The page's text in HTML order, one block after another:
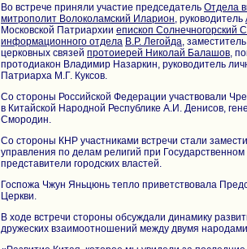
Во встрече приняли участие председатель Отдела
митрополит Волоколамский Иларион, руководитель
Московской Патриархии епископ Солнечногорский
информационного отдела В.Р. Легойда,
церковных связей протоиерей Николай Балашов,
протодиакон Владимир Назаркин, руководитель
Патриарха М.Г. Куксов.
Со стороны Российской Федерации участвовали
в Китайской Народной Республике А.И. Денисов,
Смородин.
Со стороны КНР участниками встречи стали
управления по делам религий при
представители городских властей.
Госпожа Чжун Яньцюнь тепло приветствовала
Церкви.
В ходе встречи стороны обсуждали динамику
дружеских взаимоотношений между двумя